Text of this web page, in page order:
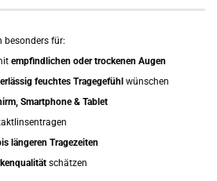
besonders für:
empfindlichen oder trockenen Augen
feuchtes Tragegefühl wünschen
Smartphone & Tablet
längeren Tragezeiten
schätzen